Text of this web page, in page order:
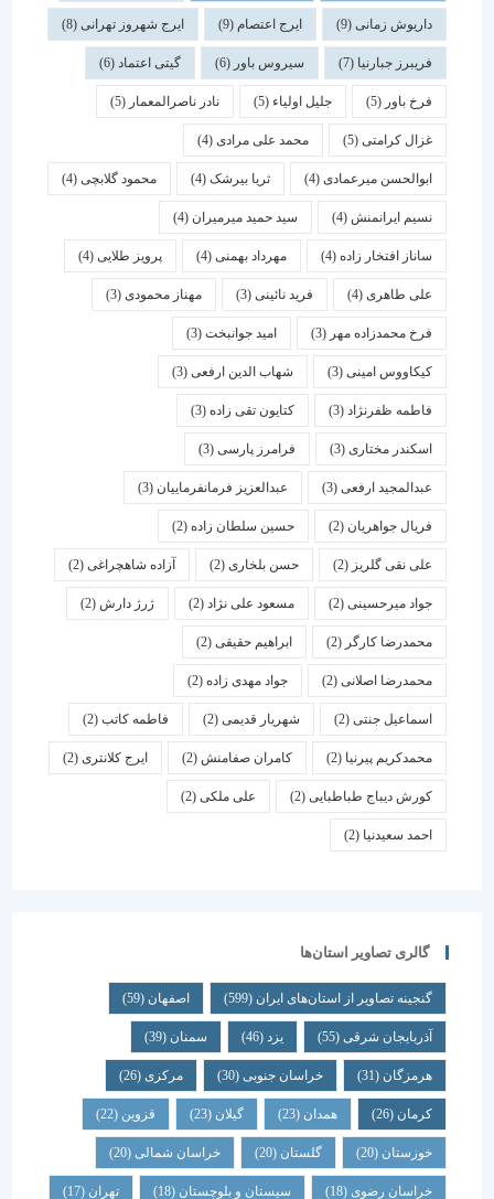
داریوش زمانی(9) ایرج اعتصام(9) ایرج شهروز تهرانی(8)
فریبرز جبارنیا(7) سیروس باور(6) گیتی اعتماد(6)
فرخ باور(5) جلیل اولیاء(5) نادر ناصرالمعمار (5)
غزال کرامتی(5) محمد علی مرادی(4)
ابوالحسن میرعمادی(4) ثریا بیرشک(4) محمود گلابچی(4)
نسیم ایرانمنش(4) سید حمید میرمیران(4)
ساناز افتخار زاده(4) مهرداد بهمنی (4) پرویز طلایی(4)
علی طاهری(4) فرید نائینی(3) مهناز محمودی(3)
فرخ محمدزاده مهر(3) امید جوانبخت(3)
کیکاووس امینی(3) شهاب الدین ارفعی(3)
فاطمه ظفرنژاد(3) کتایون تقی زاده(3)
اسكندر مختاری (3) فرامرز پارسی(3)
عبدالمجید ارفعی(3) عبدالعزیز فرمانفرماییان(3)
فریال جواهریان(2) حسین سلطان زاده(2)
علی نقی گلریز(2) حسن بلخاری(2) آزاده شاهچراغی(2)
جواد میرحسینی(2) مسعود علی نژاد(2) ژرژ دارش (2)
محمدرضا کارگر(2) ابراهیم حقیقی(2)
محمدرضا اصلانی(2) جواد مهدی زاده(2)
اسماعیل جنتی(2) شهریار قدیمی(2) فاطمه کاتب(2)
محمدکریم پیرنیا (2) کامران صفامنش(2) ایرج کلانتری (2)
کورش دیباج طباطبایی(2) علی ملکی(2)
احمد سعیدنیا (2)
گالری تصاویر استان‌ها
گنجینه تصاویر از استان‌های ایران(599) اصفهان (59)
آذربایجان شرقی(55) یزد سمنان (39)
هرمزگان(31) خراسان جنوبی(30) مرکزی (26)
همدان گیلان قزوین
خوزستان(20) گلستان (20) خراسان شمالی(20)
خراسان رضوی(18) سیستان و بلوچستان(18) تهران